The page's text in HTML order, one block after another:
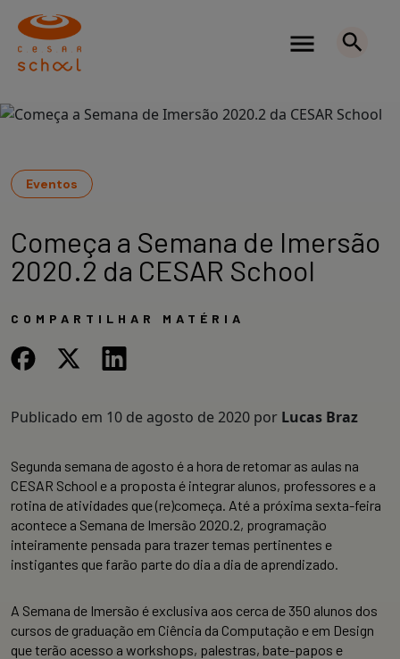
Eventos
Começa a Semana de Imersão
2020.2 da CESAR School
COMPARTILHAR MATÉRIA
Publicado em 10 de agosto de 2020 por Lucas Braz
Segunda semana de agosto é a hora de retomar as aulas na
CESAR School e a proposta é integrar alunos, professores e a
rotina de atividades que (re)começa. Até a próxima sexta-feira
acontece a Semana de Imersão 2020.2, programação
inteiramente pensada para trazer temas pertinentes e
instigantes que farão parte do dia a dia de aprendizado.
A Semana de Imersão é exclusiva aos cerca de 350 alunos dos
cursos de graduação em Ciência da Computação e em Design
que terão acesso a workshops, palestras, bate-papos e